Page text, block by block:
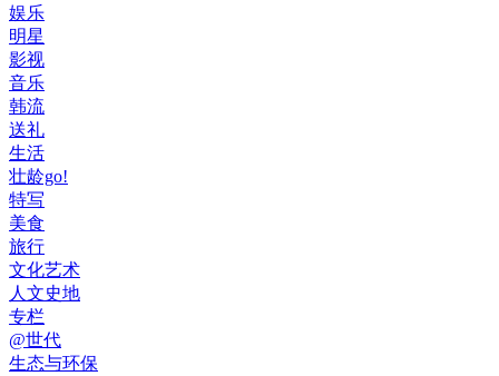
娱乐
明星
影视
音乐
韩流
送礼
生活
壮龄go!
特写
美食
旅行
文化艺术
人文史地
专栏
@世代
生态与环保